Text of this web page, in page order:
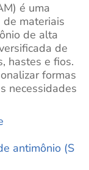
é uma
materiais
de alta
de
hastes e fios.
formas
necessidades
antimônio (S